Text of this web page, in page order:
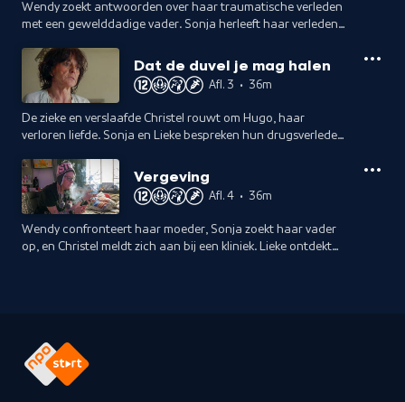
Wendy zoekt antwoorden over haar traumatische verleden
met een gewelddadige vader. Sonja herleeft haar verleden
weigert haar los te laten.Dat de duvel je mag halen
Afl. 3 • 36m
De zieke en verslaafde Christel rouwt om Hugo, haar
verloren liefde. Sonja en Lieke bespreken hun drugsverleden.
verliezen; ze doet aangifte.Vergeving
Afl. 4 • 36m
Wendy confronteert haar moeder, Sonja zoekt haar vader
op, en Christel meldt zich aan bij een kliniek. Lieke ontdekt